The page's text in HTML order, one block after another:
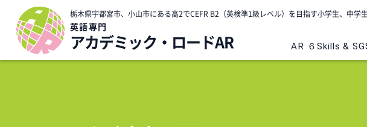
栃木県宇都宮市、小山市にある高2でCEFR B2（英検準1級レベル）を目指す小学生、中学
英語専門
アカデミック・ロードAR AR ６Skills &